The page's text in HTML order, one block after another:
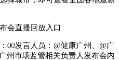
会直播回放入口
00发言人员：@健康广州、@广
州市场监管相关负责人发布会内